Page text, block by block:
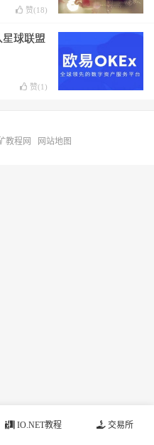
赞(18)
球联盟
赞(1 )
IO.NET教程 交易所
教程网 网站地图